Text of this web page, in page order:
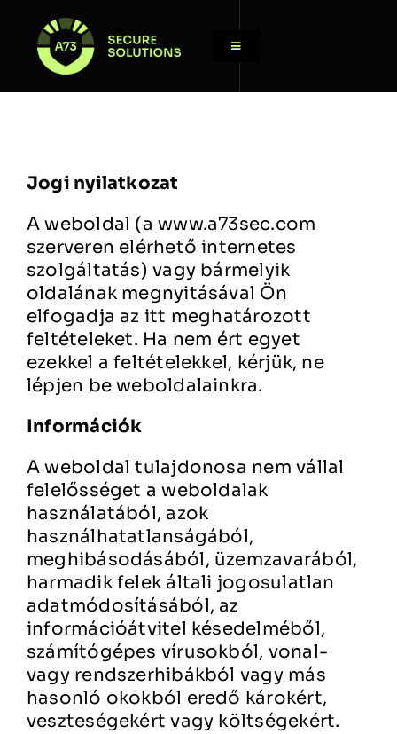
content
Toggle
Navigation
Megoldásaink
Jogi nyilatkozat
A weboldal (a www.a73sec.com
szerveren elérhető internetes
szolgáltatás) vagy bármelyik
oldalának megnyitásával Ön
elfogadja az itt meghatározott
feltételeket. Ha nem ért egyet
ezekkel a feltételekkel, kérjük, ne
lépjen be weboldalainkra.
Információk
A weboldal tulajdonosa nem vállal
felelősséget a weboldalak
használatából, azok
használhatatlanságából,
meghibásodásából, üzemzavarából,
harmadik felek általi jogosulatlan
adatmódosításából, az
információátvitel késedelméből,
számítógépes vírusokból, vonal-
vagy rendszerhibákból vagy más
hasonló okokból eredő károkért,
veszteségekért vagy költségekért.